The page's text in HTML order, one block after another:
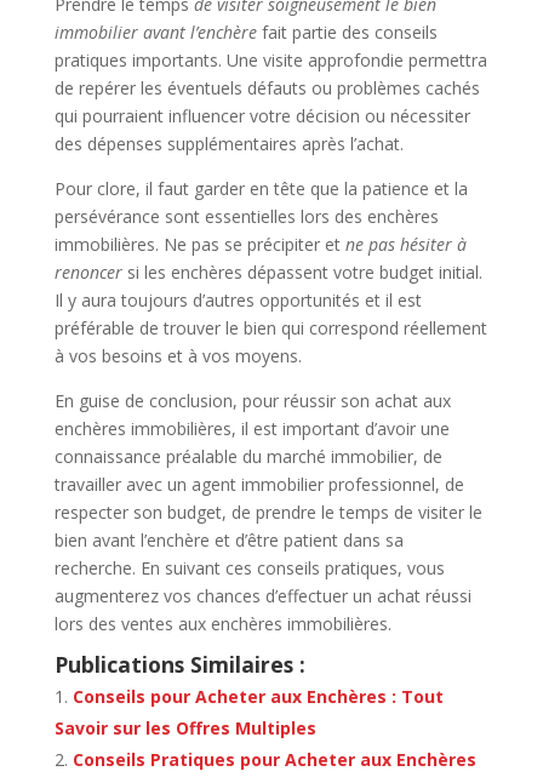
immobilier avant l’enchèrefait partie des conseils
pratiques importants. Une visite approfondie permettra
de repérer les éventuels défauts ou problèmes cachés
qui pourraient influencer votre décision ou nécessiter
des dépenses supplémentaires après l’achat.
Pour clore, il faut garder en tête que la patience et la
persévérance sont essentielles lors des enchères
immobilières. Ne pas se précipiter et ne pas hésiter à
renoncersi les enchères dépassent votre budget initial.
Il y aura toujours d’autres opportunités et il est
préférable de trouver le bien qui correspond réellement
à vos besoins et à vos moyens.
En guise de conclusion, pour réussir son achat aux
enchères immobilières, il est important d’avoir une
connaissance préalable du marché immobilier, de
travailler avec un agent immobilier professionnel, de
respecter son budget, de prendre le temps de visiter le
bien avant l’enchère et d’être patient dans sa
recherche. En suivant ces conseils pratiques, vous
augmenterez vos chances d’effectuer un achat réussi
lors des ventes aux enchères immobilières.
Publications Similaires :
Conseils pour Acheter aux Enchères : Tout
Savoir sur les Offres Multiples
Conseils Pratiques pour Acheter aux Enchères